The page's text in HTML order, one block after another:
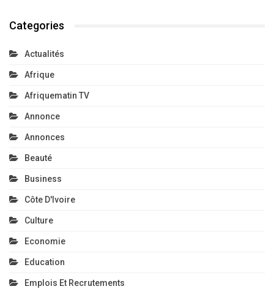
Categories
Actualités
Afrique
Afriquematin TV
Annonce
Annonces
Beauté
Business
Côte D'Ivoire
Culture
Economie
Education
Emplois Et Recrutements